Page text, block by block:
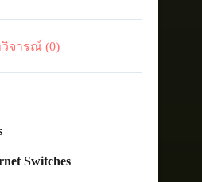
จารณ์ (0)
Switches